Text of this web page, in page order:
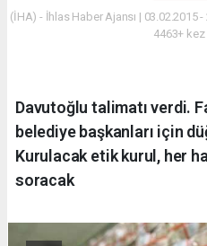
(İHA) - İhlas Haber Ajansı | 03.02.2015
4463+ kez
Davutoğlu talimatı verdi.
belediye başkanları için
Kurulacak etik kurul, her
soracak